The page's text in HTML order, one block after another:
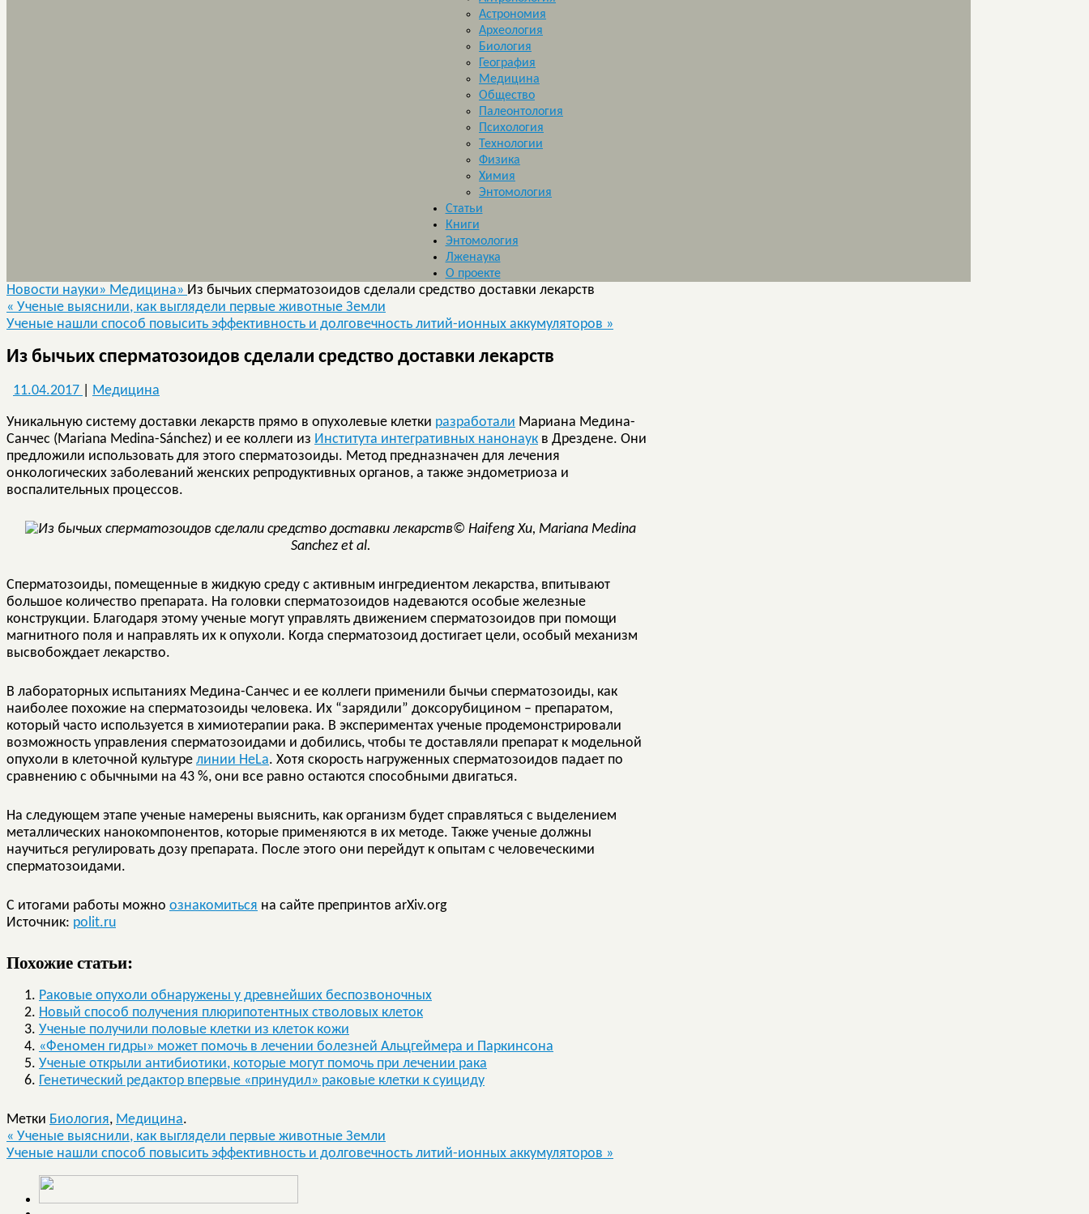
Астрономия
Археология
Биология
География
Медицина
Общество
Палеонтология
Психология
Технологии
Физика
Химия
Энтомология
Статьи
Книги
Энтомология
Лженаука
О проекте
Новости науки» Медицина» Из бычьих сперматозоидов сделали средство доставки лекарств
« Ученые выяснили, как выглядели первые животные Земли
Ученые нашли способ повысить эффективность и долговечность литий-ионных аккумуляторов »
Из бычьих сперматозоидов сделали средство доставки лекарств
11.04.2017 Медицина
Уникальную систему доставки лекарств прямо в опухолевые клетки разработали Мариана Медина-
Санчес (Mariana Medina-Sánchez) и ее коллеги из Института интегративных нанонаук в Дрездене. Они
предложили использовать для этого сперматозоиды. Метод предназначен для лечения
онкологических заболеваний женских репродуктивных органов, а также эндометриоза и
воспалительных процессов.
© Haifeng Xu, Mariana Medina
Sanchez et al.
Сперматозоиды, помещенные в жидкую среду с активным ингредиентом лекарства, впитывают
большое количество препарата. На головки сперматозоидов надеваются особые железные
конструкции. Благодаря этому ученые могут управлять движением сперматозоидов при помощи
магнитного поля и направлять их к опухоли. Когда сперматозоид достигает цели, особый механизм
высвобождает лекарство.
В лабораторных испытаниях Медина-Санчес и ее коллеги применили бычьи сперматозоиды, как
наиболее похожие на сперматозоиды человека. Их “зарядили” доксорубицином – препаратом,
который часто используется в химиотерапии рака. В экспериментах ученые продемонстрировали
возможность управления сперматозоидами и добились, чтобы те доставляли препарат к модельной
опухоли в клеточной культуре линии HeLa. Хотя скорость нагруженных сперматозоидов падает по
сравнению с обычными на 43 %, они все равно остаются способными двигаться.
На следующем этапе ученые намерены выяснить, как организм будет справляться с выделением
металлических нанокомпонентов, которые применяются в их методе. Также ученые должны
научиться регулировать дозу препарата. После этого они перейдут к опытам с человеческими
сперматозоидами.
С итогами работы можно ознакомиться на сайте препринтов arXiv.org
Источник: polit.ru
Похожие статьи:
Раковые опухоли обнаружены у древнейших беспозвоночных
Новый способ получения плюрипотентных стволовых клеток
Ученые получили половые клетки из клеток кожи
«Феномен гидры» может помочь в лечении болезней Альцгеймера и Паркинсона
Ученые открыли антибиотики, которые могут помочь при лечении рака
Генетический редактор впервые «принудил» раковые клетки к суициду
Метки Биология, Медицина.
« Ученые выяснили, как выглядели первые животные Земли
Ученые нашли способ повысить эффективность и долговечность литий-ионных аккумуляторов »